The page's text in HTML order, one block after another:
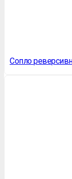
Сопло